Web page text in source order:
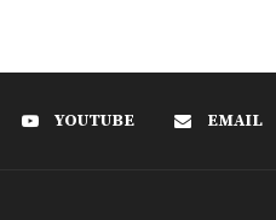
YOUTUBE EMAIL